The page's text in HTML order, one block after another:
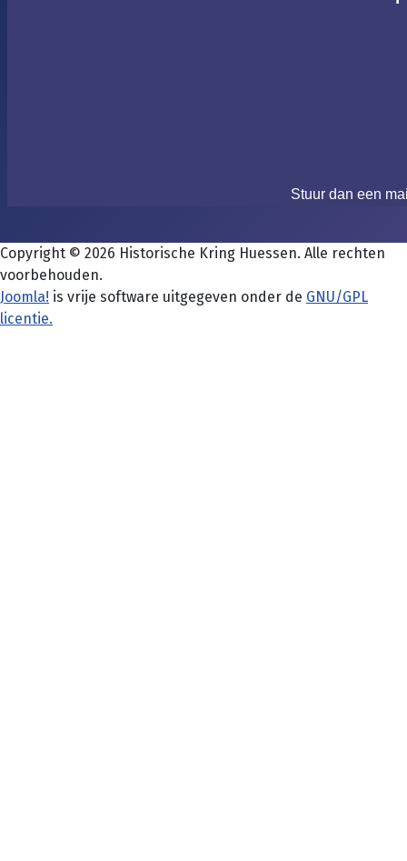
Stuur dan een
Copyright © 2026 Historische Kring Huessen. Alle rechten
voorbehouden.
Joomla! is vrije software uitgegeven onder de GNU/GPL
licentie.